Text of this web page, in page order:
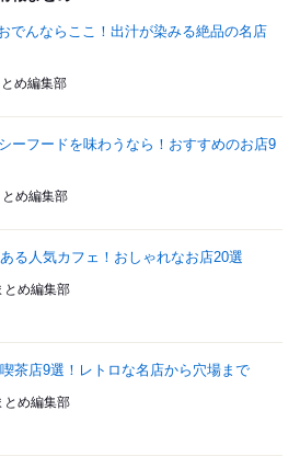
でんならここ！出汁が染みる絶品の名店
め編集部
ーフードを味わうなら！おすすめのお店9
め編集部
る人気カフェ！おしゃれなお店20選
とめ編集部
茶店9選！レトロな名店から穴場まで
とめ編集部